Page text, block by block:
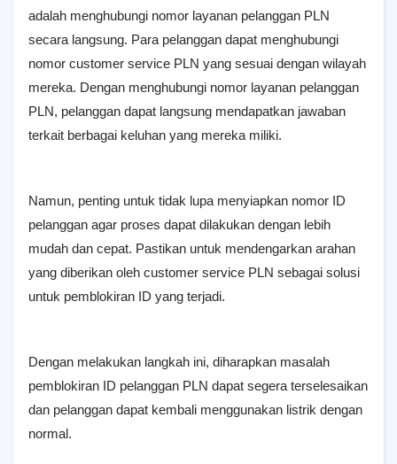
adalah menghubungi nomor layanan pelanggan PLN
secara langsung. Para pelanggan dapat menghubungi
nomor customer service PLN yang sesuai dengan wilayah
mereka. Dengan menghubungi nomor layanan pelanggan
PLN, pelanggan dapat langsung mendapatkan jawaban
terkait berbagai keluhan yang mereka miliki.
Namun, penting untuk tidak lupa menyiapkan nomor ID
pelanggan agar proses dapat dilakukan dengan lebih
mudah dan cepat. Pastikan untuk mendengarkan arahan
yang diberikan oleh customer service PLN sebagai solusi
untuk pemblokiran ID yang terjadi.
Dengan melakukan langkah ini, diharapkan masalah
pemblokiran ID pelanggan PLN dapat segera terselesaikan
dan pelanggan dapat kembali menggunakan listrik dengan
normal.